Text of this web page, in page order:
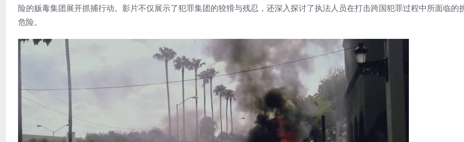
险的贩毒集团展开抓捕行动。影片不仅展示了犯罪集团的狡猾与残忍，还深入探讨了执法人员在打击跨国犯罪过程中所面临的
危险。